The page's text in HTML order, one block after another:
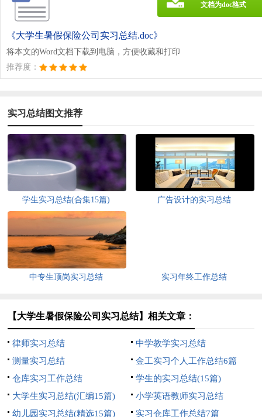
《大学生暑假保险公司实习总结.doc》
将本文的Word文档下载到电脑，方便收藏和打印
推荐度：
文档为doc格式
实习总结图文推荐
学生实习总结(合集15篇) 广告设计的实习总结
中专生顶岗实习总结 实习年终工作总结
【大学生暑假保险公司实习总结】相关文章：
律师实习总结
中学教学实习总结
测量实习总结
金工实习个人工作总结6篇
仓库实习工作总结
学生的实习总结(15篇)
大学生实习总结(汇编15篇)
小学英语教师实习总结
幼儿园实习总结(精选15篇)
实习仓库工作总结7篇